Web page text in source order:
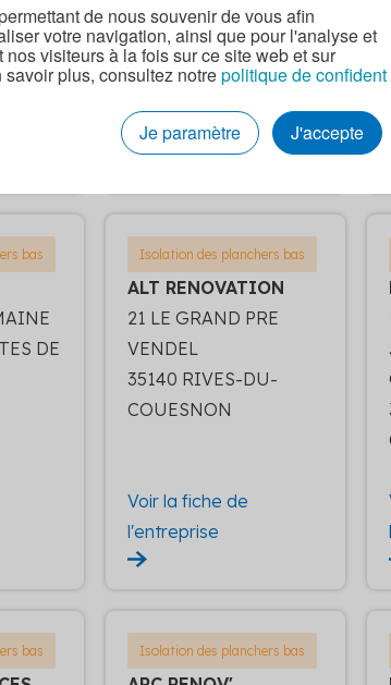
de nous souvenir de vous afin
votre navigation, ainsi que pour l'analyse et
visiteurs à la fois sur ce site web et sur
plus, consultez notrepolitique de confident
Je paramètre
J'accepte
LA LANDE
l'entreprise
bas
DE
Isolation des planchers bas
ALT RENOVATION
21 LE GRAND PRE
VENDEL
35140 RIVES-DU-
COUESNON
Voir la fiche de
l'entreprise
bas Isolation des planchers bas